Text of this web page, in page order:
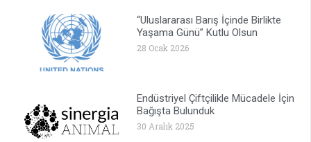
“Uluslararası Barış İçinde Birlikte
Yaşama Günü” Kutlu Olsun
28 Ocak 2026
Endüstriyel Çiftçilikle Mücadele İçin
Bağışta Bulunduk
30 Aralık 2025